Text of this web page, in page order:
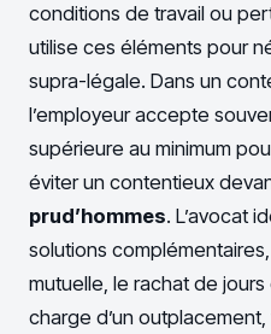
conditions de travail ou
utilise ces éléments pour
supra-légale. Dans un
l’employeur accepte
supérieure au minimum
éviter un contentieux
prud’hommes. L’avocat
solutions
mutuelle, le rachat de
charge d’un